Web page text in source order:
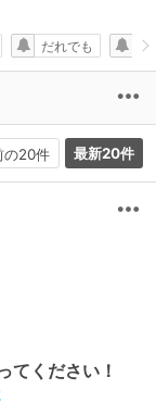
だれでも
の20件 最新20件
てください！